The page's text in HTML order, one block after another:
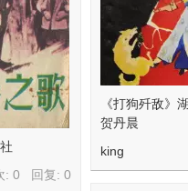
《打狗歼敌》
贺丹晨
king
: 0 回复: 0